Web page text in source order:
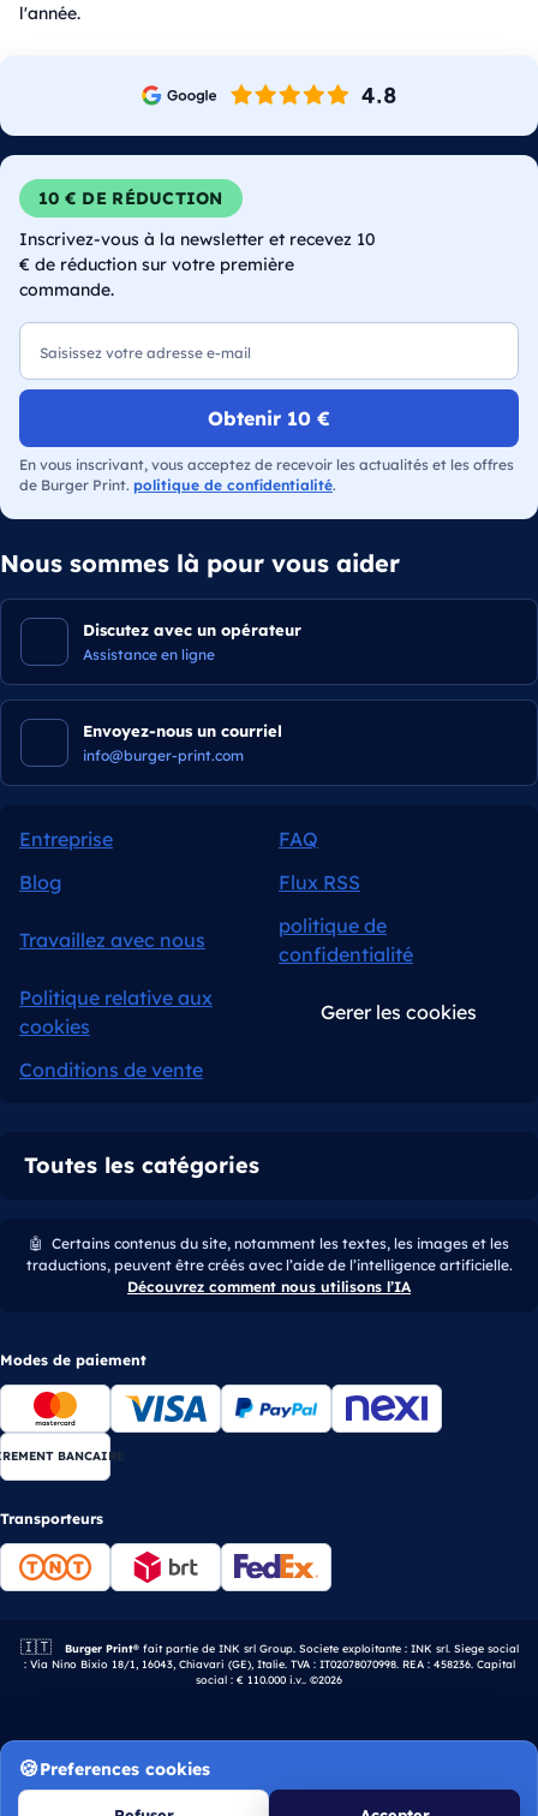
l'année.
10 € DE RÉDUCTION
Inscrivez-vous à la newsletter et recevez 10
€ de réduction sur votre première
commande.
E-mail
Obtenir 10 €
En vous inscrivant, vous acceptez de recevoir les actualités et les offres
de Burger Print. politique de confidentialité.
Nous sommes là pour vous aider
Discutez avec un opérateur
Assistance en ligne
Envoyez-nous un courriel
info@burger-print.com
Entreprise
FAQ
Blog
Flux RSS
Travaillez avec nous
politique de
confidentialité
Politique relative aux
cookies
Gerer les cookies
Conditions de vente
Toutes les catégories
🤖 Certains contenus du site, notamment les textes, les images et les
traductions, peuvent être créés avec l’aide de l’intelligence artificielle.
Découvrez comment nous utilisons l’IA
Modes de paiement
BANCAIRE
Transporteurs
🇮🇹 Entreprise italienne.
Burger Print®fait partie de INK srl Group. Societe exploitante : INK srl. Siege social
: Via Nino Bixio 18/1, 16043, Chiavari (GE), Italie. TVA : IT02078070998. REA : 458236. Capital
social : € 110.000 i.v.. ©2026
Preferences cookies